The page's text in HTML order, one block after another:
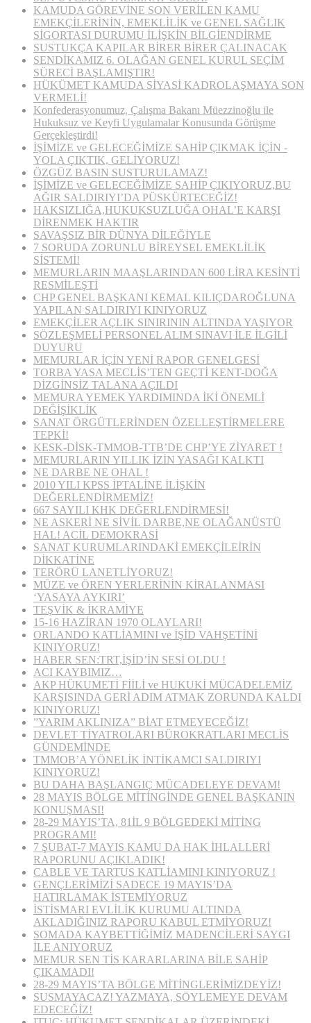
KAMUDA GÖREVİNE SON VERİLEN KAMU
EMEKÇİLERİNİN, EMEKLİLİK ve GENEL SAĞLIK
SİGORTASI DURUMU İLİŞKİN BİLGİENDİRME
SUSTUKÇA KAPILAR BİRER BİRER ÇALINACAK
SENDİKAMIZ 6. OLAĞAN GENEL KURUL SEÇİM
SÜRECİ BAŞLAMIŞTIR!
HÜKÜMET KAMUDA SİYASİ KADROLAŞMAYA SON
VERMELİ!
Konfederasyonumuz, Çalışma Bakanı Müezzinoğlu ile
Hukuksuz ve Keyfi Uygulamalar Konusunda Görüşme
Gerçekleştirdi!
İŞİMİZE ve GELECEĞİMİZE SAHİP ÇIKMAK İÇİN ­­­
YOLA ÇIKTIK, GELİYORUZ!
ÖZGÜZ BASIN SUSTURULAMAZ!
İŞİMİZE ve GELECEĞİMİZE SAHİP ÇIKIYORUZ,BU
AĞIR SALDIRIYI’DA PÜSKÜRTECEĞİZ!
HAKSIZLIĞA,HUKUKSUZLUĞA OHAL’E KARŞI
DİRENMEK HAKTIR
SAVAŞSIZ BİR DÜNYA DİLEĞİYLE
7 SORUDA ZORUNLU BİREYSEL EMEKLİLİK
SİSTEMİ!
MEMURLARIN MAAŞLARINDAN 600 LİRA KESİNTİ
RESMİLEŞTİ
CHP GENEL BAŞKANI KEMAL KILIÇDAROĞLUNA
YAPILAN SALDIRIYI KINIYORUZ
EMEKÇİLER AÇLIK SINIRININ ALTINDA YAŞIYOR
SÖZLEŞMELİ PERSONEL ALIM SINAVI İLE İLGİLİ
DUYURU
MEMURLAR İÇİN YENİ RAPOR GENELGESİ
TORBA YASA MECLİS’TEN GEÇTİ KENT-DOĞA
DİZGİNSİZ TALANA AÇILDI
MEMURA YEMEK YARDIMINDA İKİ ÖNEMLİ
DEĞİŞİKLİK
SANAT ÖRGÜTLERİNDEN ÖZELLEŞTİRMELERE
TEPKİ!
KESK-DİSK-TMMOB-TTB’DE CHP’YE ZİYARET !
MEMURLARIN YILLIK İZİN YASAĞI KALKTI
NE DARBE NE OHAL !
2010 YILI KPSS İPTALİNE İLİŞKİN
DEĞERLENDİRMEMİZ!
667 SAYILI KHK DEĞERLENDİRMESİ!
NE ASKERİ NE SİVİL DARBE,NE OLAĞANÜSTÜ
HAL! ACİL DEMOKRASİ
SANAT KURUMLARINDAKİ EMEKÇİLEİRİN
DİKKATİNE
TERÖRÜ LANETLİYORUZ!
MÜZE ve ÖREN YERLERİNİN KİRALANMASI
‘YASAYA AYKIRI’
TEŞVİK & İKRAMİYE
15-16 HAZİRAN 1970 OLAYLARI!
ORLANDO KATLİAMINI ve İŞİD VAHŞETİNİ
KINIYORUZ!
HABER SEN:TRT,İŞİD’İN SESİ OLDU !
ACI KAYBIMIZ…
AKP HÜKUMETİ FİİLİ ve HUKUKİ MÜCADELEMİZ
KARŞISINDA GERİ ADIM ATMAK ZORUNDA KALDI
KINIYORUZ!
”YARIM AKLINIZA” BİAT ETMEYECEĞİZ!
DEVLET TİYATROLARI BÜROKRATLARI MECLİS
GÜNDEMİNDE
TMMOB’A YÖNELİK İNTİKAMCI SALDIRIYI
KINIYORUZ!
BU DAHA BAŞLANGIÇ MÜCADELEYE DEVAM!
28 MAYIS BÖLGE MİTİNGİNDE GENEL BAŞKANIN
KONUŞMASI!
28-29 MAYIS’TA, 81İL 9 BÖLGEDEKİ MİTİNG
PROGRAMI!
7 ŞUBAT-7 MAYIS KAMU DA HAK İHLALLERİ
RAPORUNU AÇIKLADIK!
CABLE VE TARTUS KATLİAMINI KINIYORUZ !
GENÇLERİMİZİ SADECE 19 MAYIS’DA
HATIRLAMAK İSTEMİYORUZ
İSTİSMARI EVLİLİK KURUMU ALTINDA
AKLADIĞINIZ RAPORU KABUL ETMİYORUZ!
SOMADA KAYBETTİĞİMİZ MADENCİLERİ SAYGI
İLE ANIYORUZ
MEMUR SEN TİS KARARLARINA BİLE SAHİP
ÇIKAMADI!
28-29 MAYIS’TA BÖLGE MİTİNGLERİMİZDEYİZ!
SUSMAYACAZ! YAZMAYA, SÖYLEMEYE DEVAM
EDECEĞİZ!